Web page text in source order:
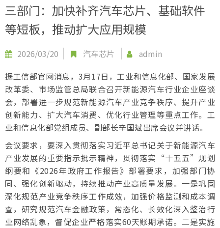
三部门：加快补齐汽车芯片、基础软件
等短板，推动扩大应用规模
2026/03/20 汽车芯片
admin
据工信部官网消息，3月17日，工业和信息化部、国家发展
改革委、市场监管总局联合召开新能源汽车行业企业座谈
会，部署进一步规范新能源汽车产业竞争秩序、提升产业
创新能力、扩大汽车消费、优化行业管理等重点工作。工
业和信息化部党组成员、副部长辛国斌出席会议并讲话。
会议要求，要深入贯彻落实习近平总书记关于新能源汽车
产业发展的重要指示批示精神，贯彻落实“十五五”规划
纲要和《2026年政府工作报告》部署要求，加强部门协
同、强化创新驱动，持续推动产业高质量发展。一是巩固
深化规范产业竞争秩序工作成效，加强价格监测和成本调
查，研究规范汽车金融政策，常态化、长效化深入整治行
业网络乱象，督促企业严格落实60天账期承诺。二是实施